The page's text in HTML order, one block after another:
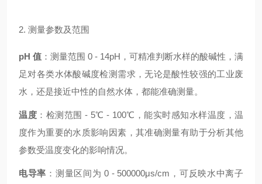
2. 测量参数及范围
pH 值 ：测量范围 0 - 14pH，可精准判断水样的酸碱性，满
足对各类水体酸碱度检测需求，无论是酸性较强的工业废
水，还是接近中性的自然水体，都能准确测量。
温度 ：检测范围 - 5℃ - 100℃，能实时感知水样温度，温
度作为重要的水质影响因素，其准确测量有助于分析其他
参数受温度变化的影响情况。
电导率 ：测量区间为 0 - 500000μs/cm，可反映水中离子